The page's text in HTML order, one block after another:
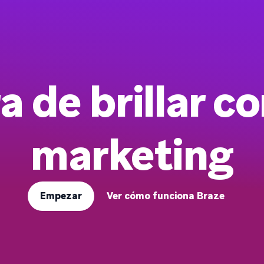
de brillar
marketing
Empezar Ver cómo funciona Braze